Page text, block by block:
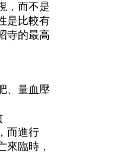
，而不是
是比較有
寺的最高
、量血壓
而進行
來臨時，